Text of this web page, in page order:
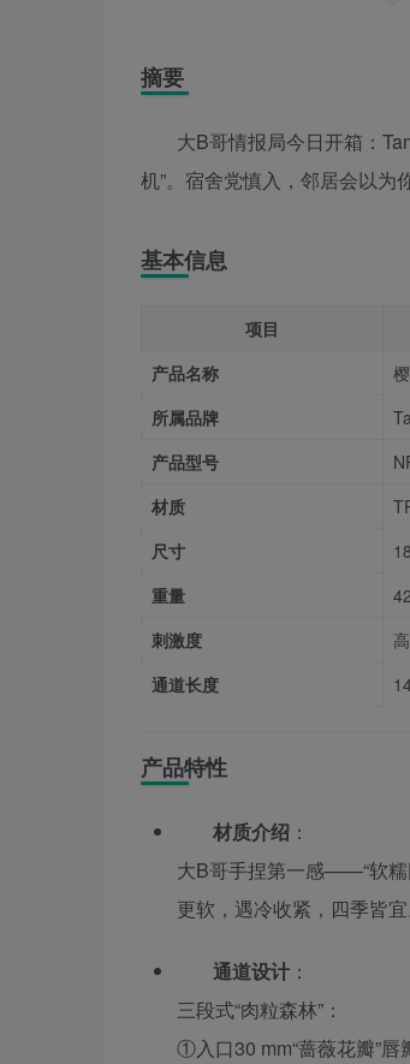
摘要
大B哥情报局今日开箱：
机”。宿舍党慎入，邻居会以为
基本信息
项目
产品名称
所属品牌
产品型号
材质
尺寸
重量
刺激度
高
通道长度
产品特性
材质介绍 ：
大B哥手捏第一感——“软糯
更软，遇冷收紧，四季皆宜
通道设计 ：
三段式“肉粒森林”：
①入口30 mm“蔷薇花瓣”唇